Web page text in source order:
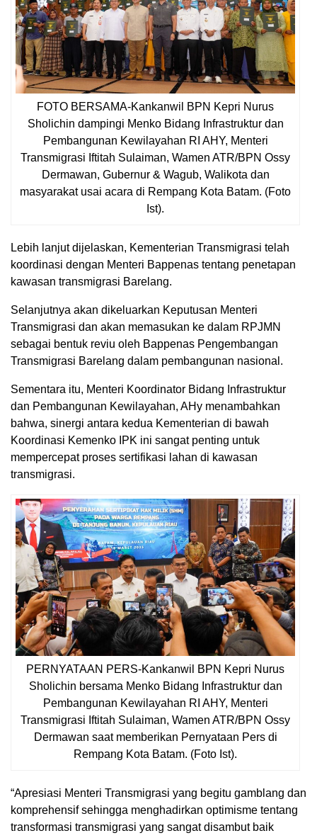
FOTO BERSAMA-Kankanwil BPN Kepri Nurus
Sholichin dampingi Menko Bidang Infrastruktur dan
Pembangunan Kewilayahan RI AHY, Menteri
Transmigrasi Iftitah Sulaiman, Wamen ATR/BPN Ossy
Dermawan, Gubernur & Wagub, Walikota dan
masyarakat usai acara di Rempang Kota Batam. (Foto
Ist).
Lebih lanjut dijelaskan, Kementerian Transmigrasi telah
koordinasi dengan Menteri Bappenas tentang penetapan
kawasan transmigrasi Barelang.
Selanjutnya akan dikeluarkan Keputusan Menteri
Transmigrasi dan akan memasukan ke dalam RPJMN
sebagai bentuk reviu oleh Bappenas Pengembangan
Transmigrasi Barelang dalam pembangunan nasional.
Sementara itu, Menteri Koordinator Bidang Infrastruktur
dan Pembangunan Kewilayahan, AHy menambahkan
bahwa, sinergi antara kedua Kementerian di bawah
Koordinasi Kemenko IPK ini sangat penting untuk
mempercepat proses sertifikasi lahan di kawasan
transmigrasi.
PERNYATAAN PERS-Kankanwil BPN Kepri Nurus
Sholichin bersama Menko Bidang Infrastruktur dan
Pembangunan Kewilayahan RI AHY, Menteri
Transmigrasi Iftitah Sulaiman, Wamen ATR/BPN Ossy
Dermawan saat memberikan Pernyataan Pers di
Rempang Kota Batam. (Foto Ist).
“Apresiasi Menteri Transmigrasi yang begitu gamblang dan
komprehensif sehingga menghadirkan optimisme tentang
transformasi transmigrasi yang sangat disambut baik